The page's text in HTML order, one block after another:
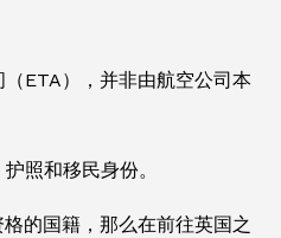
ETA），并非由航空公司本
照和移民身份。
的国籍，那么在前往英国之